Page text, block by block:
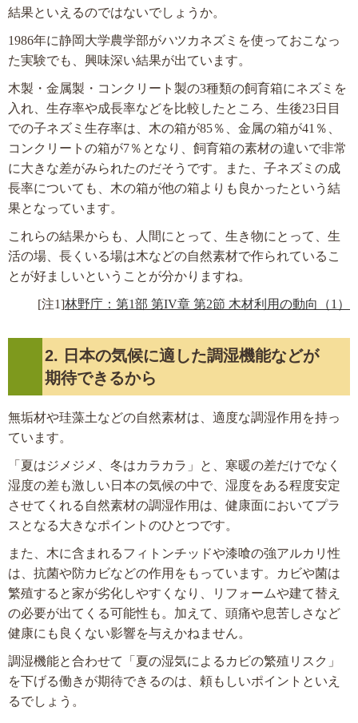
結果といえるのではないでしょうか。
1986年に静岡大学農学部がハツカネズミを使っておこなっ
た実験でも、興味深い結果が出ています。
木製・金属製・コンクリート製の3種類の飼育箱にネズミを
入れ、生存率や成長率などを比較したところ、生後23日目
での子ネズミ生存率は、木の箱が85％、金属の箱が41％、
コンクリートの箱が7％となり、飼育箱の素材の違いで非常
に大きな差がみられたのだそうです。また、子ネズミの成
長率についても、木の箱が他の箱よりも良かったという結
果となっています。
これらの結果からも、人間にとって、生き物にとって、生
活の場、長くいる場は木などの自然素材で作られているこ
とが好ましいということが分かりますね。
[注1]林野庁：第1部 第IV章 第2節 木材利用の動向（1）
2. 日本の気候に適した調湿機能などが
期待できるから
無垢材や珪藻土などの自然素材は、適度な調湿作用を持っ
ています。
「夏はジメジメ、冬はカラカラ」と、寒暖の差だけでなく
湿度の差も激しい日本の気候の中で、湿度をある程度安定
させてくれる自然素材の調湿作用は、健康面においてプラ
スとなる大きなポイントのひとつです。
また、木に含まれるフィトンチッドや漆喰の強アルカリ性
は、抗菌や防カビなどの作用をもっています。カビや菌は
繁殖すると家が劣化しやすくなり、リフォームや建て替え
の必要が出てくる可能性も。加えて、頭痛や息苦しさなど
健康にも良くない影響を与えかねません。
調湿機能と合わせて「夏の湿気によるカビの繁殖リスク」
を下げる働きが期待できるのは、頼もしいポイントといえ
るでしょう。